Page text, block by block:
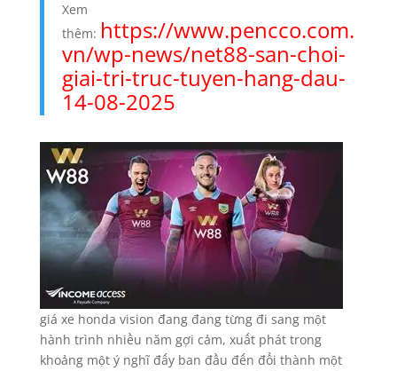
Xem
thêm: https://www.pencco.com.
vn/wp-news/net88-san-choi-
giai-tri-truc-tuyen-hang-dau-
14-08-2025
giá xe honda vision đang đang từng đi sang một
hành trình nhiều năm gợi cảm, xuất phát trong
khoảng một ý nghĩ đấy ban đầu đến đổi thành một